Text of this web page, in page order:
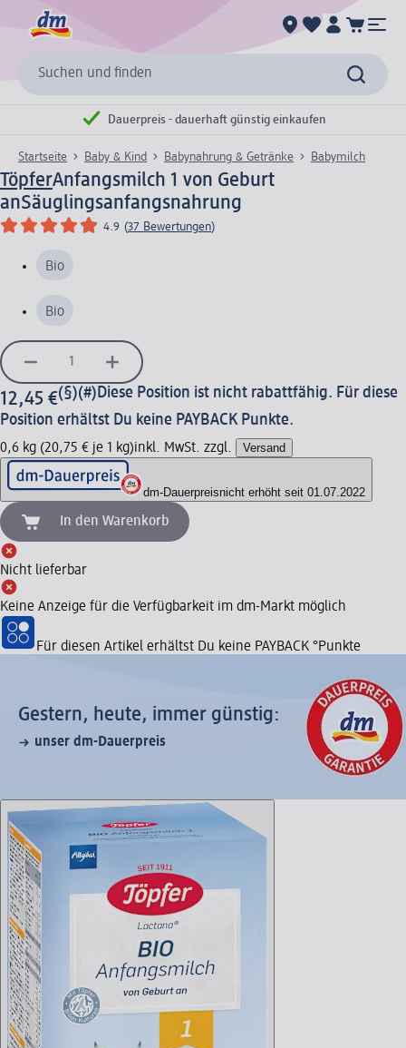
Suchen und finden
Dauerpreis - dauerhaft günstig einkaufen
Startseite Baby & Kind Babynahrung & Getränke Babymilch
TöpferAnfangsmilch 1 von Geburt
anSäuglingsanfangsnahrung
4.9 (37 Bewertungen)
Bio
Bio
12,45 €(§)(#)Diese Position ist nicht rabattfähig. Für diese
Position erhältst Du keine PAYBACK Punkte.
0,6 kg (20,75 € je 1 kg)inkl. MwSt. zzgl. Versand
dm-Dauerpreisnicht erhöht seit 01.07.2022
In den Warenkorb
Nicht lieferbar
Keine Anzeige für die Verfügbarkeit im dm-Markt möglich
Für diesen Artikel erhältst Du keine PAYBACK °Punkte
Gestern, heute, immer günstig:
unser dm-Dauerpreis